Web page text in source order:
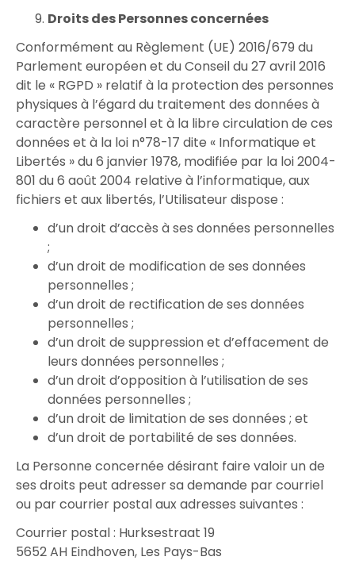
Droits des Personnes concernées
Conformément au Règlement (UE) 2016/679 du
Parlement européen et du Conseil du 27 avril 2016
dit le « RGPD » relatif à la protection des personnes
physiques à l’égard du traitement des données à
caractère personnel et à la libre circulation de ces
données et à la loi n°78-17 dite « Informatique et
Libertés » du 6 janvier 1978, modifiée par la loi 2004-
801 du 6 août 2004 relative à l’informatique, aux
fichiers et aux libertés, l’Utilisateur dispose :
d’un droit d’accès à ses données personnelles
;
d’un droit de modification de ses données
personnelles ;
d’un droit de rectification de ses données
personnelles ;
d’un droit de suppression et d’effacement de
leurs données personnelles ;
d’un droit d’opposition à l’utilisation de ses
données personnelles ;
d’un droit de limitation de ses données ; et
d’un droit de portabilité de ses données.
La Personne concernée désirant faire valoir un de
ses droits peut adresser sa demande par courriel
ou par courrier postal aux adresses suivantes :
Courrier postal : Hurksestraat 19
5652 AH Eindhoven, Les Pays-Bas